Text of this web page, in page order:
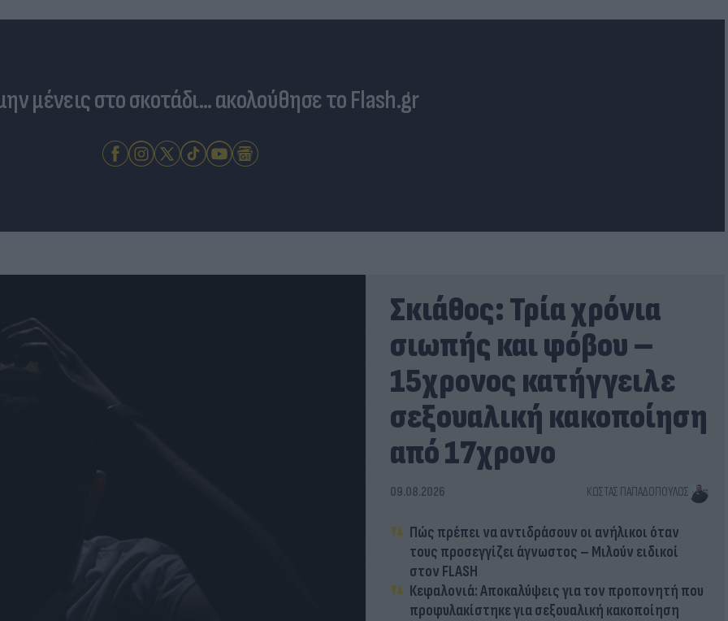
μένεις στο σκοτάδι... ακολούθησε το Flash.gr
Σκιάθος: Τρία χρόνια
σιωπής και φόβου –
15χρονος κατήγγειλε
σεξουαλική κακοποίηση
από 17χρονο
09.08.2026 ΚΏΣΤΑΣ ΠΑΠΑΔΌΠΟΥΛΟΣ
Πώς πρέπει να αντιδράσουν οι ανήλικοι όταν
τους προσεγγίζει άγνωστος – Μιλούν ειδικοί
στον FLASH
Κεφαλονιά: Αποκαλύψεις για τον προπονητή που
προφυλακίστηκε για σεξουαλική κακοποίηση